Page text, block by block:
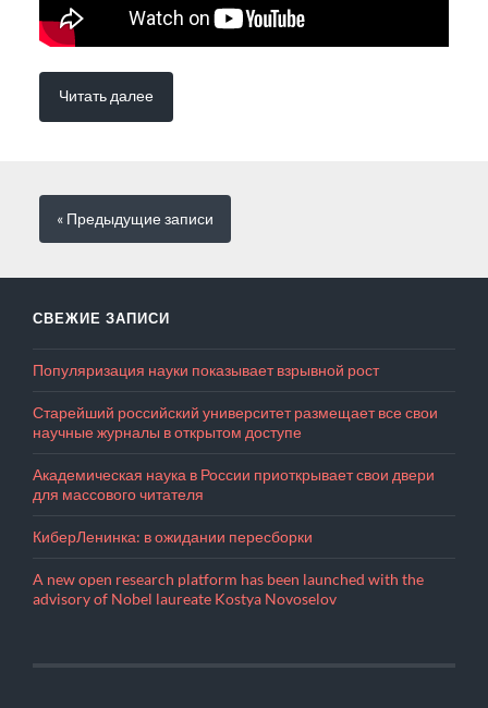
Читать далее
« Предыдущиезаписи
СВЕЖИЕ ЗАПИСИ
Популяризация науки показывает взрывной рост
Старейший российский университет размещает все свои
научные журналы в открытом доступе
Академическая наука в России приоткрывает свои двери
для массового читателя
КиберЛенинка: в ожидании пересборки
A new open research platform has been launched with the
advisory of Nobel laureate Kostya Novoselov